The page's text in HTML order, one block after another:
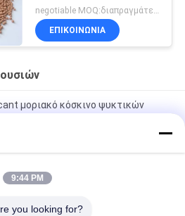
Zeochem ψυκτικών
ουσιών
negotiable MOQ:διαπραγμάτευση
ΕΠΙΚΟΙΝΩΝΙΑ
μοριακό κόσκινο ψυκτικών
Desiccant χάντρες
μοριακές
Desiccant χάντρες 25kg/bag
9:44 PM
you looking for?